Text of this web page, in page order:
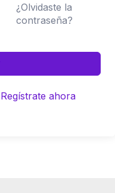
¿Olvidaste la
contraseña?
Regístrate ahora